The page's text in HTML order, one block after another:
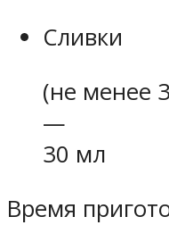
Сливки
(не менее
—
30 мл
Время